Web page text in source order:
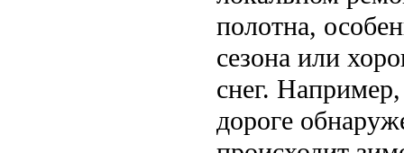
полотна,
сезона или
снег. Например,
дороге